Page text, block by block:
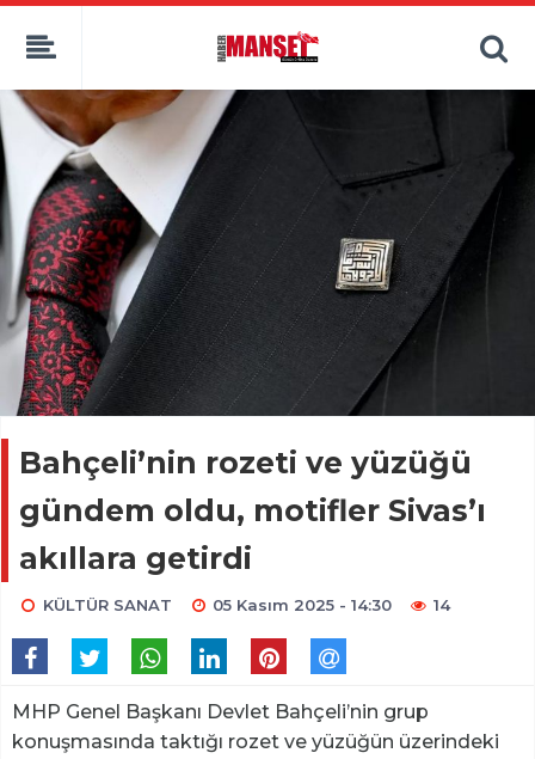
Bahçeli’nin rozeti ve yüzüğü
gündem oldu, motifler Sivas’ı
akıllara getirdi
KÜLTÜR SANAT 05 Kasım 2025 - 14:30 14
MHP Genel Başkanı Devlet Bahçeli’nin grup
konuşmasında taktığı rozet ve yüzüğün üzerindeki